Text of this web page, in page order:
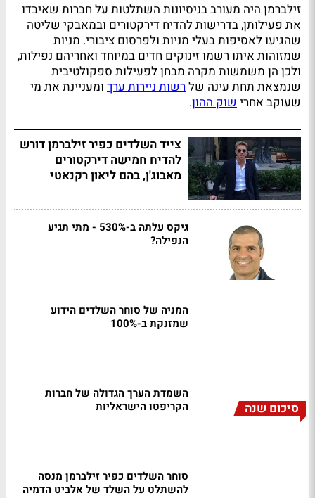
זילברמן היה מעורב בניסיונות השתלטות על חברות שאיבדו
את פעילותן, בדרישות להדיח דירקטורים ובמאבקי שליטה
שהגיעו לאסיפות בעלי מניות ולפרסום ציבורי. מניות
שמזוהות איתו רשמו זינוקים חדים במיוחד ואחריהם נפילות,
ולכן הן משמשות מקרה מבחן לפעילות ספקולטיבית
שנמצאת תחת עינה שלרשות ניירות ערך ומעניינת את מי
שעוקב אחרישוק ההון.
צייד השלדים כפיר זילברמן דורש
להדיח חמישה דירקטורים
מאבוג'ן, בהם ליאון רקנאטי
גיקס עלתה ב-530% - מתי תגיע
הנפילה?
המניה של סוחר השלדים הידוע
שמזנקת ב-100%
סיכום שנה
השמדת הערך הגדולה של חברות
הקריפטו הישראליות
סוחר השלדים כפיר זילברמן מנסה
להשתלט על השלד של אלביט הדמיה